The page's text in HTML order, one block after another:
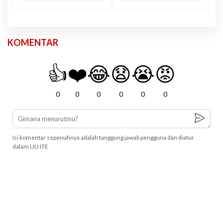
KOMENTAR
👍
0
❤️
0
😂
0
😧
0
😭
0
😡
0
Isi komentar sepenuhnya adalah tanggung jawab pengguna dan diatur
dalam UU ITE